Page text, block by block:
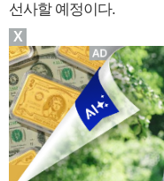
선사할 예정이다.
X